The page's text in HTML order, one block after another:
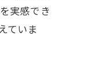
実感でき
ていま